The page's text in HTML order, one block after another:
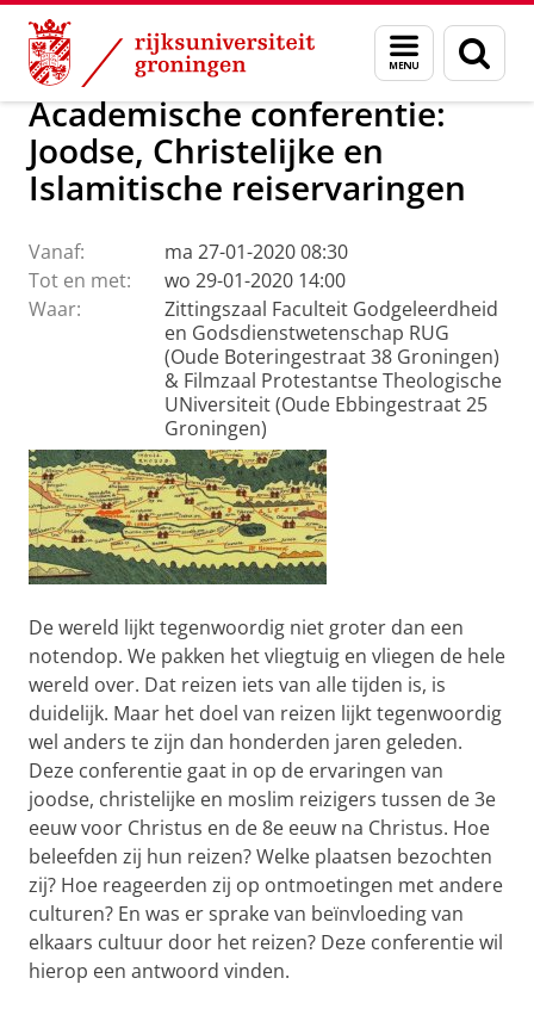
Skip
Content
Skip
Navigation
Menu
en
zoeken
Faculteit Religie, Cultuur en Maatschappij Agenda
Academische conferentie:
Joodse, Christelijke en
Islamitische reiservaringen
Vanaf:
ma 27-01-2020 08:30
Tot en met:
wo 29-01-2020 14:00
Waar:
Zittingszaal Faculteit Godgeleerdheid
en Godsdienstwetenschap RUG
(Oude Boteringestraat 38 Groningen)
& Filmzaal Protestantse Theologische
UNiversiteit (Oude Ebbingestraat 25
Groningen)
De wereld lijkt tegenwoordig niet groter dan een
notendop. We pakken het vliegtuig en vliegen de hele
wereld over. Dat reizen iets van alle tijden is, is
duidelijk. Maar het doel van reizen lijkt tegenwoordig
wel anders te zijn dan honderden jaren geleden.
Deze conferentie gaat in op de ervaringen van
joodse, christelijke en moslim reizigers tussen de 3e
eeuw voor Christus en de 8e eeuw na Christus. Hoe
beleefden zij hun reizen? Welke plaatsen bezochten
zij? Hoe reageerden zij op ontmoetingen met andere
culturen? En was er sprake van beïnvloeding van
elkaars cultuur door het reizen? Deze conferentie wil
hierop een antwoord vinden.